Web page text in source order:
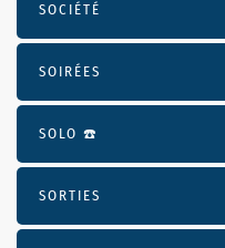
SOCIÉTÉ
SOIRÉES
SOLO ☎️
SORTIES